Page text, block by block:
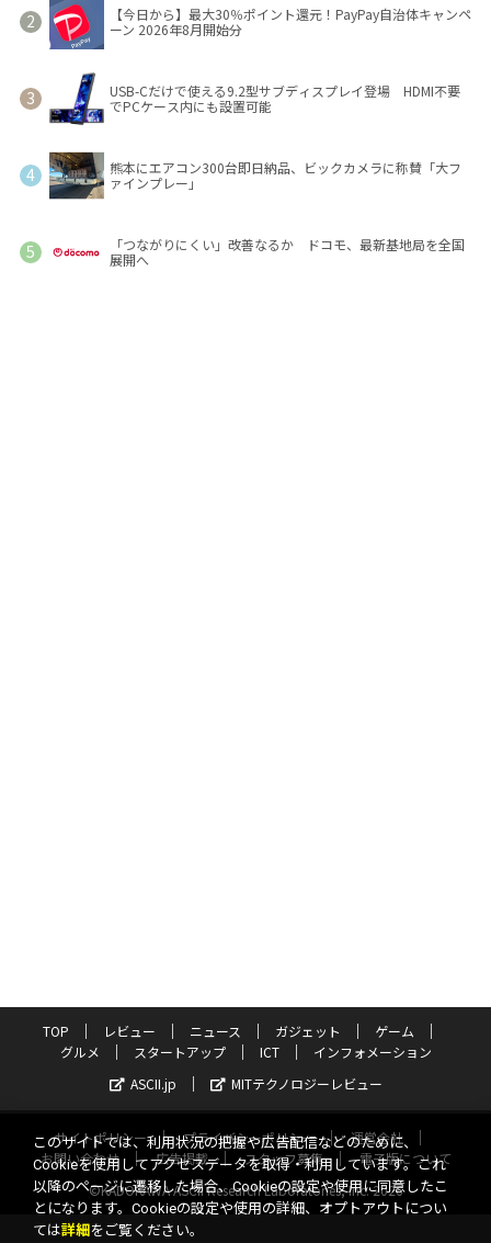
【今日から】最大30％ポイント還元！PayPay自治体キャンペ
ーン 2026年8月開始分
USB-Cだけで使える9.2型サブディスプレイ登場 HDMI不要
でPCケース内にも設置可能
熊本にエアコン300台即日納品、ビックカメラに称賛「大フ
ァインプレー」
「つながりにくい」改善なるか ドコモ、最新基地局を全国
展開へ
TOP レビュー ニュース ガジェット
ゲーム
グルメ
スタートアップ ICT
インフォメーション
ASCII.jp
MITテクノロジーレビュー
サイトポリシー プライバシーポリシー
運営会社
お問い合わせ
広告掲載 スタッフ募集
電子版について
©KADOKAWA ASCII Research Laboratories, Inc. 2026
このサイトでは、利用状況の把握や広告配信などのために、
Cookieを使用してアクセスデータを取得・利用しています。これ
以降のページに遷移した場合、Cookieの設定や使用に同意したこ
とになります。Cookieの設定や使用の詳細、オプトアウトについ
ては詳細 をご覧ください。